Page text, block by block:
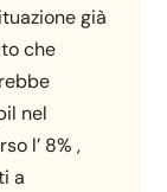
già
che
nel
l’ 8% ,
a